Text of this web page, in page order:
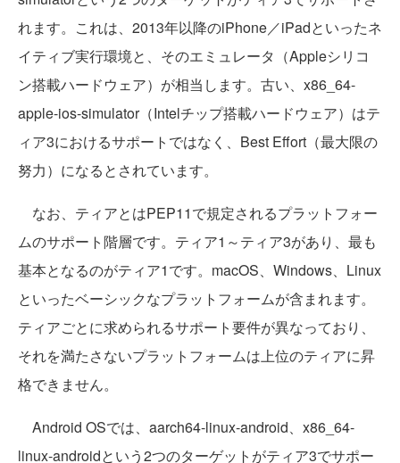
れます。これは、2013年以降のiPhone／iPadといったネ
イティブ実行環境と、そのエミュレータ（Appleシリコ
ン搭載ハードウェア）が相当します。古い、x86_64-
apple-ios-simulator（Intelチップ搭載ハードウェア）はテ
ィア3におけるサポートではなく、Best Effort（最大限の
努力）になるとされています。
なお、ティアとはPEP11で規定されるプラットフォー
ムのサポート階層です。ティア1～ティア3があり、最も
基本となるのがティア1です。macOS、Windows、Linux
といったベーシックなプラットフォームが含まれます。
ティアごとに求められるサポート要件が異なっており、
それを満たさないプラットフォームは上位のティアに昇
格できません。
Android OSでは、aarch64-linux-android、x86_64-
linux-androidという2つのターゲットがティア3でサポー